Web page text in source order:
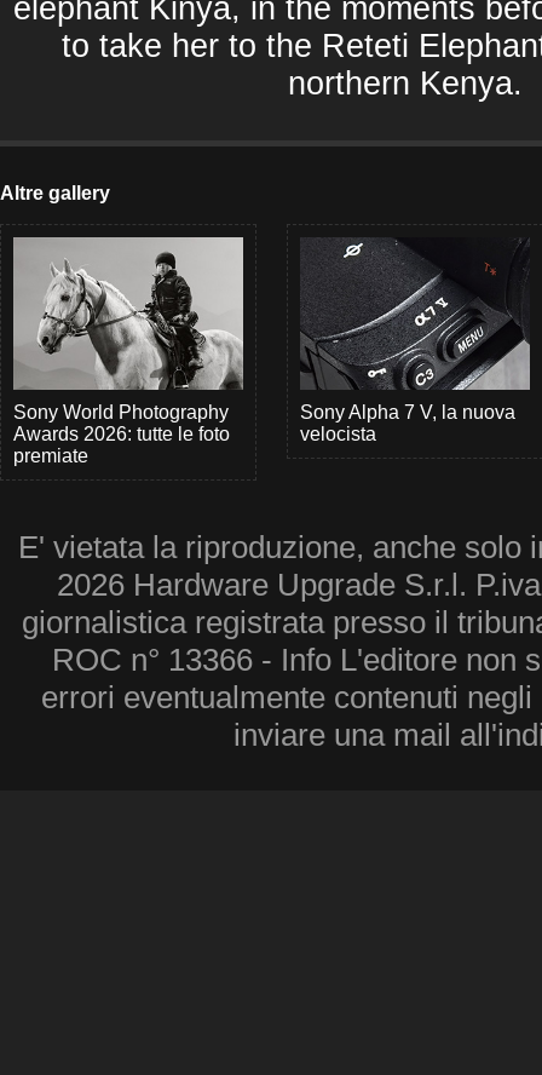
elephant Kinya, in the moments
to take her to the Reteti
northern Kenya.
Altre gallery
Sony World Photography
Awards 2026: tutte le foto
premiate
Sony Alpha 7 V, la nuova
velocista
E' vietata la riproduzione, anche solo
2026 Hardware Upgrade S.r.l.
giornalistica registrata presso il
ROC n° 13366 - Info L'editore non
errori eventualmente contenuti
inviare una mail